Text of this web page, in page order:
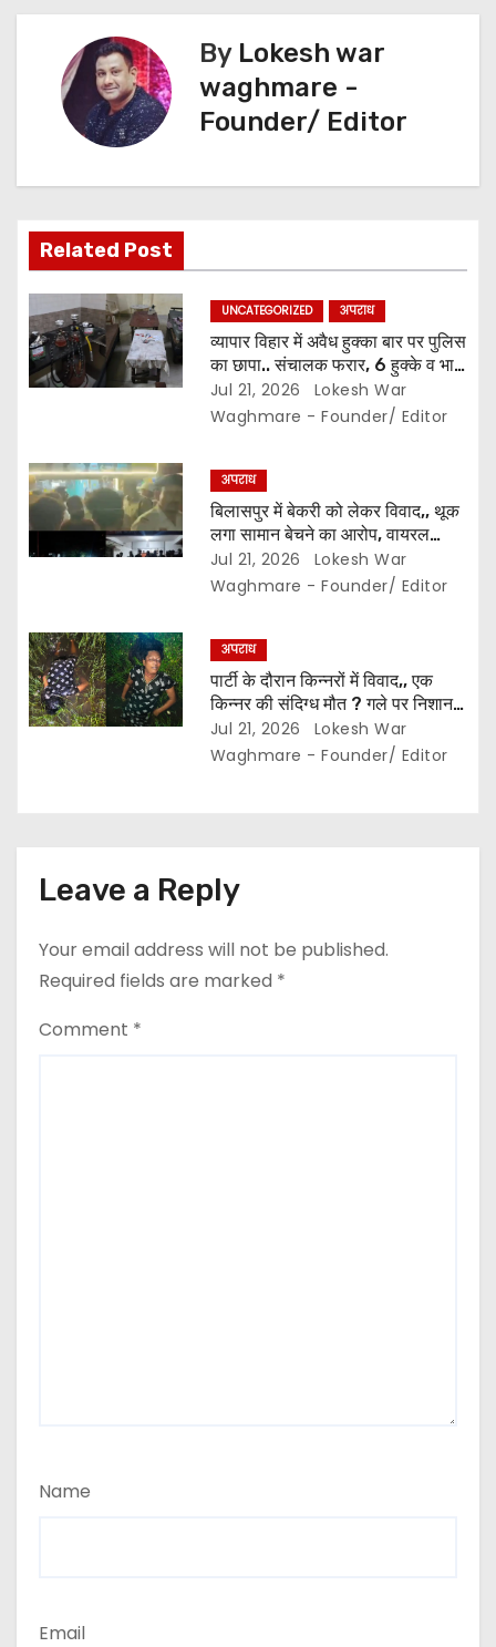
v
i
o
n
By Lokesh war
waghmare -
Founder/ Editor
Related Post
UNCATEGORIZED अपराध
व्यापार विहार में अवैध हुक्का बार पर पुलिस
का छापा.. संचालक फरार, 6 हुक्के व भारी
मात्रा में सामान जब्त..
Jul 21, 2026
Lokesh War
Waghmare - Founder/ Editor
अपराध
बिलासपुर में बेकरी को लेकर विवाद,, थूक
लगा सामान बेचने का आरोप, वायरल
वीडियो से मचा बवाल,, हिंदू संगठन का
हंगामा,, पिता-पुत्र पुलिस हिरासत में..
Jul 21, 2026
Lokesh War
Waghmare - Founder/ Editor
अपराध
पार्टी के दौरान किन्नरों में विवाद,, एक
किन्नर की संदिग्ध मौत ? गले पर निशान
मिलने से हत्या की आशंका..
Jul 21, 2026
Lokesh War
Waghmare - Founder/ Editor
Leave a Reply
Your email address will not be published.
Required fields are marked *
Comment *
Name
Email